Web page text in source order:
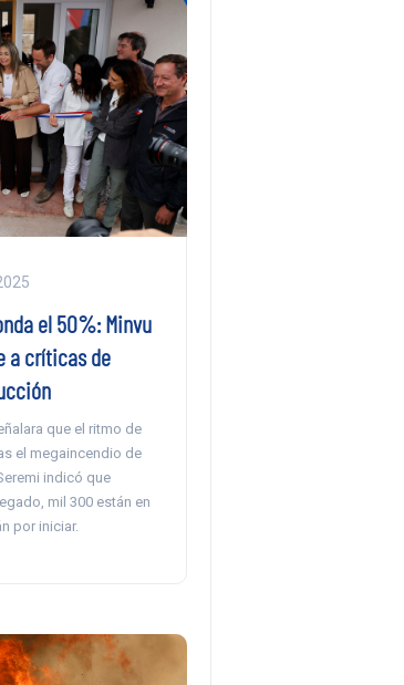
el 50%: Minvu
a críticas de
que el ritmo de
el megaincendio de
indicó que
mil 300 están en
por iniciar.